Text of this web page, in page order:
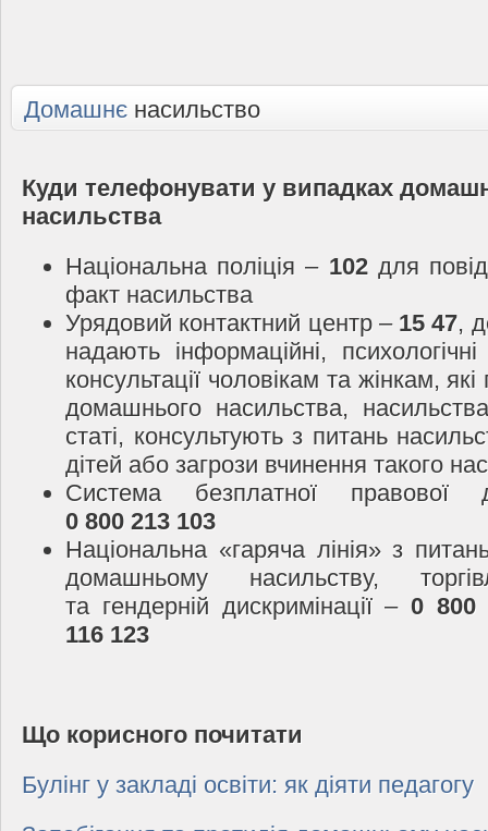
Домашнє насильство
Куди телефонувати у випадках
насильства
Національна поліція – 102для
факт насильства
Урядовий контактний центр – 15 47,
надають інформаційні,
консультації чоловікам та жінкам, які
домашнього насильства,
статі, консультують з питань
дітей або загрози вчинення такого
Система безплатної правової
0 800 213 103
Національна «гаряча лінія» з
домашньому насильству,
та гендерній дискримінації – 0
116 123
Що корисного почитати
Булінг у закладі освіти: як діяти педагогу